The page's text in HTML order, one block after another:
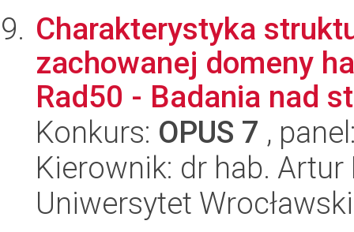
Charakterystyka
zachowanej domeny
Rad50 - Badania nad
Konkurs: OPUS 7 ,
Kierownik: dr hab. Artur
Uniwersytet